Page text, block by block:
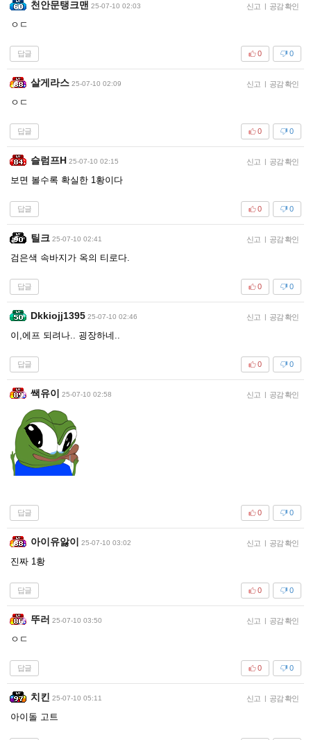
천안문탱크맨 25-07-10 02:03 신고 | 공감 확인
ㅇㄷ
답글 0
0
살게라스 25-07-10 02:09 신고 | 공감 확인
ㅇㄷ
답글 0
0
슬럼프H 25-07-10 02:15 신고 | 공감 확인
보면 볼수록 확실한 1황이다
답글 0
0
틸크 25-07-10 02:41 신고 | 공감 확인
검은색 속바지가 옥의 티로다.
답글 0
0
Dkkiojj1395 25-07-10 02:46 신고 | 공감 확인
이,에프 되려나.. 굉장하네..
답글 0
0
쌕유이 25-07-10 02:58 신고 | 공감 확인
답글 0
0
아이유앓이 25-07-10 03:02 신고 | 공감 확인
진짜 1황
답글 0
0
뚜러 25-07-10 03:50 신고 | 공감 확인
ㅇㄷ
답글 0
0
치킨 25-07-10 05:11 신고 | 공감 확인
아이돌 고트